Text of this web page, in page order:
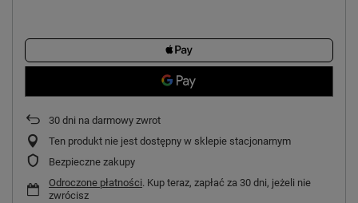
30 dni na darmowy zwrot
Ten produkt nie jest dostępny w sklepie stacjonarnym
Bezpieczne zakupy
Odroczone płatności. Kup teraz, zapłać za 30 dni, jeżeli nie
zwrócisz